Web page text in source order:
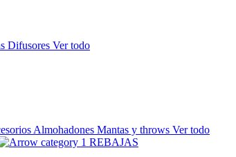
Difusores Ver todo
Almohadones Mantas y throws Ver todo
REBAJAS